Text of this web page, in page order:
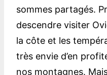
sommes partagés.
descendre visiter
la côte et les
très envie d’en
nos montagnes.